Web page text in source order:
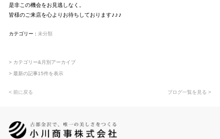
是非この機会をお見逃しなく。
皆様のご来店を心よりお待ちしております♪♪♪
カテゴリー : 未分類
> カテゴリー&月別アーカイブ
> 最新の記事15件を表示
< 前に戻る ブログ一覧を見る >